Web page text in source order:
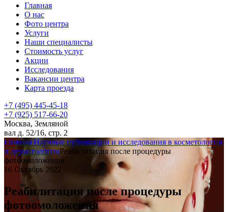
Главная
О нас
Фото центра
Услуги
Наши специалисты
Стоимость услуг
Акции
Исследования
Вакансии центра
Карта проезда
+7 (495) 445-45-18
+7 (925) 517-66-20
Москва, Земляной
вал д. 52/16, стр. 2
Главная Научные публикации и исследования в косметологии
и дерматологииРеабилитация после процедуры
фотоомоложения
16 Октябрь 2022
Реабилитация после процедуры
фотоомоложения